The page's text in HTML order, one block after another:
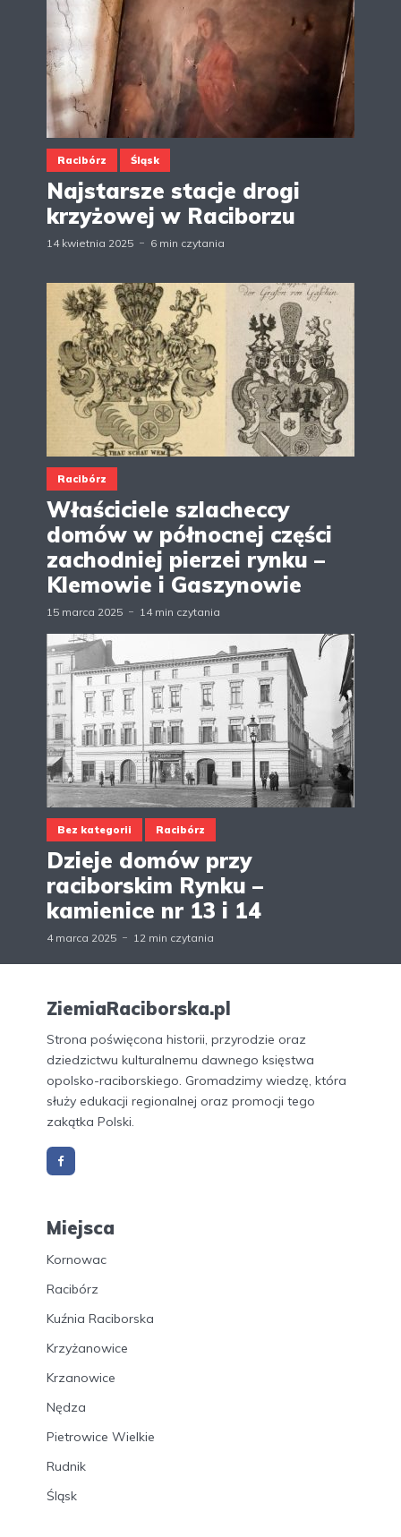
Racibórz Śląsk
Najstarsze stacje drogi
krzyżowej w Raciborzu
14 kwietnia 2025 6 min czytania
Racibórz
Właściciele szlacheccy
domów w północnej części
zachodniej pierzei rynku –
Klemowie i Gaszynowie
15 marca 2025 14 min czytania
Bez kategorii Racibórz
Dzieje domów przy
raciborskim Rynku –
kamienice nr 13 i 14
4 marca 2025 12 min czytania
ZiemiaRaciborska.pl
Strona poświęcona historii, przyrodzie oraz
dziedzictwu kulturalnemu dawnego księstwa
opolsko-raciborskiego. Gromadzimy wiedzę, która
służy edukacji regionalnej oraz promocji tego
zakątka Polski.
Miejsca
Kornowac
Racibórz
Kuźnia Raciborska
Krzyżanowice
Krzanowice
Nędza
Pietrowice Wielkie
Rudnik
Śląsk